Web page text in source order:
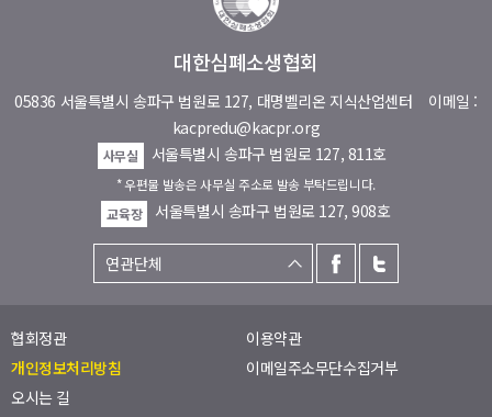
대한심폐소생협회
05836 서울특별시 송파구 법원로 127, 대명벨리온 지식산업센터 이메일 :
kacpredu@kacpr.org
사무실 서울특별시 송파구 법원로 127, 811호
* 우편물 발송은 사무실 주소로 발송 부탁드립니다.
교육장
서울특별시 송파구 법원로 127, 908호
협회정관
이용약관
개인정보처리방침
이메일주소무단수집거부
오시는 길